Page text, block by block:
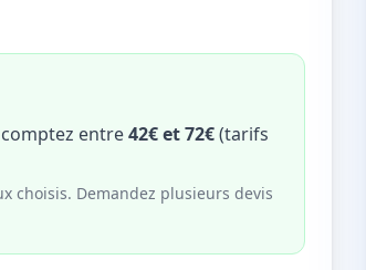
entre42€ et 72€(tarifs
choisis. Demandez plusieurs devis